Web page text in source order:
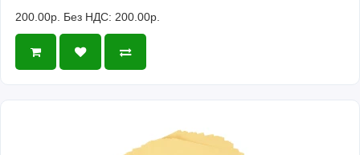
200.00р. Без НДС: 200.00р.